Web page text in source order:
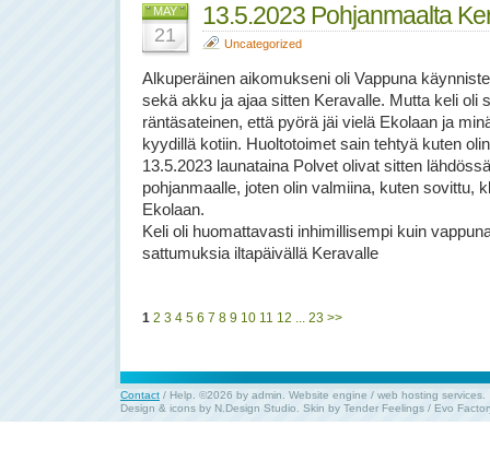
MAY
21
13.5.2023 Pohjanmaalta
Uncategorized
Alkuperäinen aikomukseni oli Vappuna
sekä akku ja ajaa sitten Keravalle. Mutta keli oli
räntäsateinen, että pyörä jäi vielä Ekolaan ja
kyydillä kotiin. Huoltotoimet sain tehtyä kuten
13.5.2023 launataina Polvet olivat sitten
pohjanmaalle, joten olin valmiina, kuten sovittu,
Ekolaan.
Keli oli huomattavasti inhimillisempi kuin
sattumuksia iltapäivällä Keravalle
1 2 3 4 5 6 7 8 9 10 11 12 ... 23 >>
Contact / Help . ©2026 by admin. Website engine / web hosting services
Design & icons by N.Design Studio . Skin by Tender Feelings / Evo